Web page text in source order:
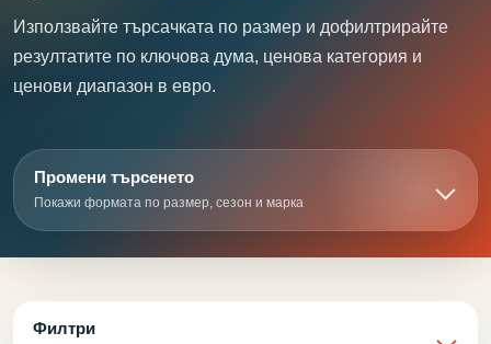
Използвайте търсачката по размер и дофилтрирайте
резултатите по ключова дума, ценова категория и
ценови диапазон в евро.
Промени търсенето
Покажи формата по размер, сезон и марка
Филтри